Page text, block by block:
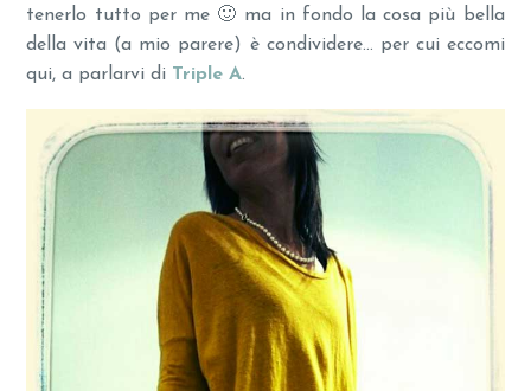
tenerlo tutto per me 🙂 ma in fondo la cosa più bella
della vita (a mio parere) è condividere… per cui eccomi
qui, a parlarvi di Triple A.